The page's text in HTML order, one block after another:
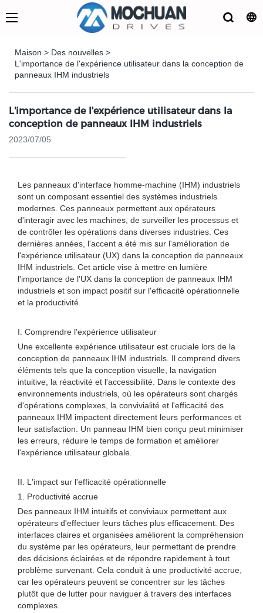
Maison > Des nouvelles >
L'importance de l'expérience utilisateur dans la conception de
panneaux IHM industriels
L'importance de l'expérience utilisateur dans la
conception de panneaux IHM industriels
2023/07/05
Les panneaux d'interface homme-machine (IHM) industriels
sont un composant essentiel des systèmes industriels
modernes. Ces panneaux permettent aux opérateurs
d'interagir avec les machines, de surveiller les processus et
de contrôler les opérations dans diverses industries. Ces
dernières années, l'accent a été mis sur l'amélioration de
l'expérience utilisateur (UX) dans la conception de panneaux
IHM industriels. Cet article vise à mettre en lumière
l'importance de l'UX dans la conception de panneaux IHM
industriels et son impact positif sur l'efficacité opérationnelle
et la productivité.
I. Comprendre l'expérience utilisateur
Une excellente expérience utilisateur est cruciale lors de la
conception de panneaux IHM industriels. Il comprend divers
éléments tels que la conception visuelle, la navigation
intuitive, la réactivité et l'accessibilité. Dans le contexte des
environnements industriels, où les opérateurs sont chargés
d'opérations complexes, la convivialité et l'efficacité des
panneaux IHM impactent directement leurs performances et
leur satisfaction. Un panneau IHM bien conçu peut minimiser
les erreurs, réduire le temps de formation et améliorer
l'expérience utilisateur globale.
II. L'impact sur l'efficacité opérationnelle
1. Productivité accrue
Des panneaux IHM intuitifs et conviviaux permettent aux
opérateurs d'effectuer leurs tâches plus efficacement. Des
interfaces claires et organisées améliorent la compréhension
du système par les opérateurs, leur permettant de prendre
des décisions éclairées et de répondre rapidement à tout
problème survenant. Cela conduit à une productivité accrue,
car les opérateurs peuvent se concentrer sur les tâches
plutôt que de lutter pour naviguer à travers des interfaces
complexes.